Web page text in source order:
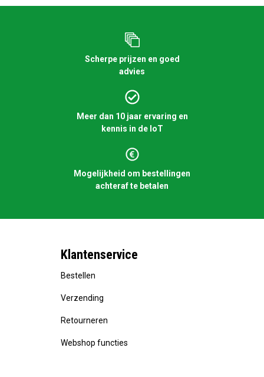
Scherpe prijzen en goed
advies
Meer dan 10 jaar ervaring en
kennis in de IoT
Mogelijkheid om bestellingen
achteraf te betalen
Klantenservice
Bestellen
Verzending
Retourneren
Webshop functies